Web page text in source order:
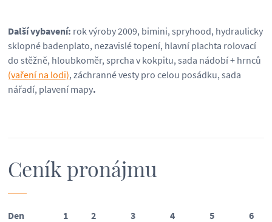
Další vybavení: rok výroby 2009, bimini, spryhood, hydraulicky
sklopné badenplato, nezavislé topení, hlavní plachta rolovací
do stěžně, hloubkoměr, sprcha v kokpitu, sada nádobí + hrnců
(vaření na lodi), záchranné vesty pro celou posádku, sada
nářadí, plavení mapy.
Ceník pronájmu
Den 1 2 3 4 5
6